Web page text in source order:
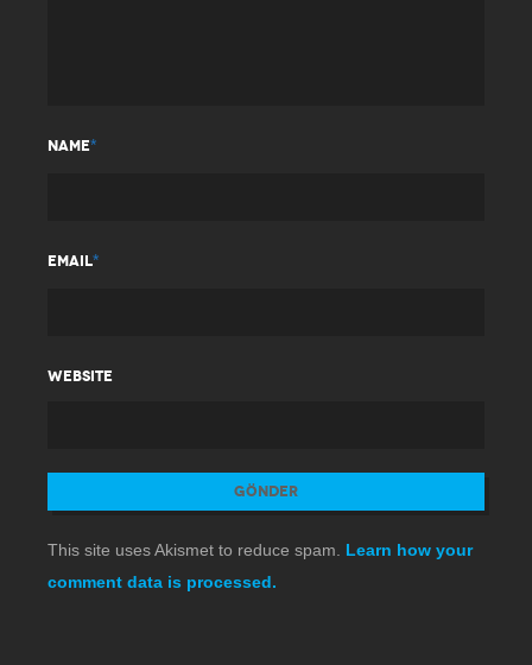
NAME*
EMAIL*
WEBSITE
This site uses Akismet to reduce spam. Learn how your
comment data is processed.